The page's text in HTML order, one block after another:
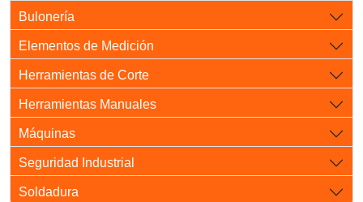
Bulonería
Elementos de Medición
Herramientas de Corte
Herramientas Manuales
Máquinas
Seguridad Industrial
Soldadura